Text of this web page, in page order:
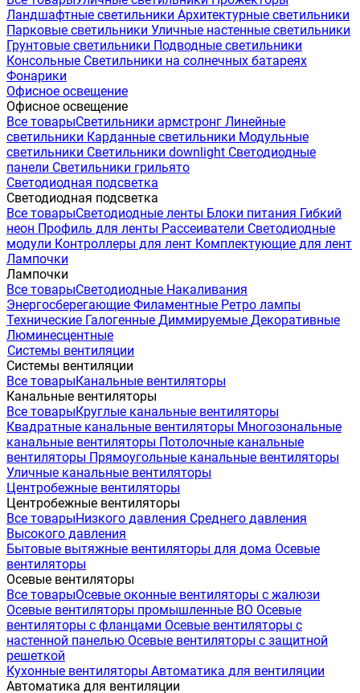
Ландшафтные светильники Архитектурные светильники
Парковые светильники Уличные настенные светильники
Грунтовые светильники Подводные светильники
Консольные Светильники на солнечных батареях
Фонарики
Офисное освещение
Офисное освещение
Все товарыСветильники армстронг Линейные
светильники Карданные светильники Модульные
светильники Светильники downlight Светодиодные
панели Светильники грильято
Светодиодная подсветка
Светодиодная подсветка
Все товарыСветодиодные ленты Блоки питания Гибкий
неон Профиль для ленты Рассеиватели Светодиодные
модули Контроллеры для лент Комплектующие для лент
Лампочки
Лампочки
Все товарыСветодиодные Накаливания
Энергосберегающие Филаментные Ретро лампы
Технические Галогенные Диммируемые Декоративные
Люминесцентные
Системы вентиляции
Системы вентиляции
Все товарыКанальные вентиляторы
Канальные вентиляторы
Все товарыКруглые канальные вентиляторы
Квадратные канальные вентиляторы Многозональные
канальные вентиляторы Потолочные канальные
вентиляторы Прямоугольные канальные вентиляторы
Уличные канальные вентиляторы
Центробежные вентиляторы
Центробежные вентиляторы
Все товарыНизкого давления Среднего давления
Высокого давления
Бытовые вытяжные вентиляторы для дома Осевые
вентиляторы
Осевые вентиляторы
Все товарыОсевые оконные вентиляторы с жалюзи
Осевые вентиляторы промышленные ВО Осевые
вентиляторы с фланцами Осевые вентиляторы с
настенной панелью Осевые вентиляторы с защитной
решеткой
Кухонные вентиляторы Автоматика для вентиляции
Автоматика для вентиляции